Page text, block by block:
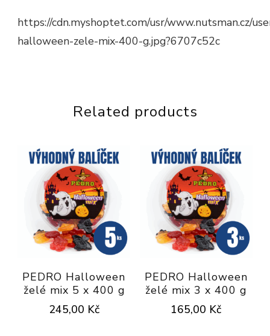
https://cdn.myshoptet.com/usr/www.nutsman.cz/
halloween-zele-mix-400-g.jpg?6707c52c
Related products
PEDRO Halloween
želé mix 5 x 400 g
245,00 Kč
PEDRO Halloween
želé mix 3 x 400 g
165,00 Kč